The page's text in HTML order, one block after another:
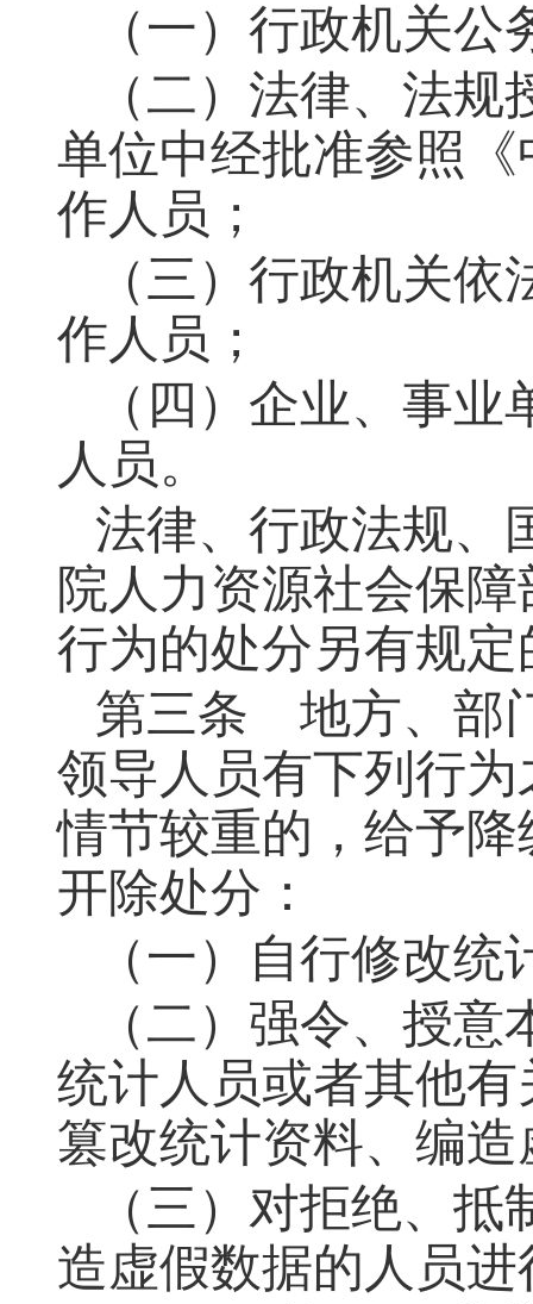
（一）行政机关公
（二）法律、法
单位中经批准参照
作人员；
（三）行政机关
作人员；
（四）企业、事
人员。
法律、行政法规、
院人力资源社会保
行为的处分另有规
第三条 地方、部
领导人员有下列行
情节较重的，给予
开除处分：
（一）自行修改
（二）强令、授
统计人员或者其他
篡改统计资料、编
（三）对拒绝、
造虚假数据的人员